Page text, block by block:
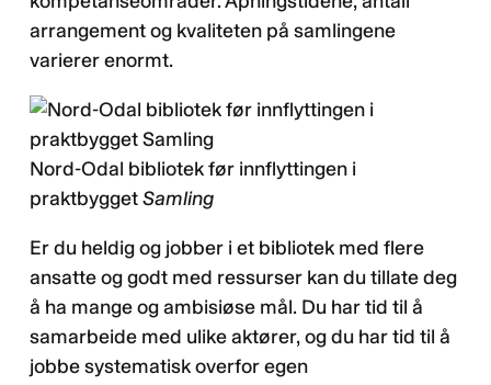
arrangement og kvaliteten på samlingene
varierer enormt.
Nord-Odal bibliotek før innflyttingen i
praktbyggetSamling
Er du heldig og jobber i et bibliotek med flere
ansatte og godt med ressurser kan du tillate deg
å ha mange og ambisiøse mål. Du har tid til å
samarbeide med ulike aktører, og du har tid til å
jobbe systematisk overfor egen